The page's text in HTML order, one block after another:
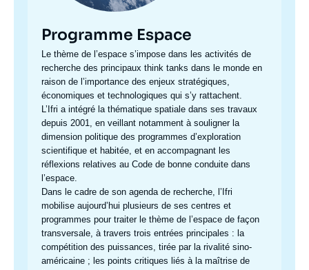
Programme Espace
Accroche
centre
Le thème de l’espace s’impose dans les activités de
recherche des principaux think tanks dans le monde en
raison de l’importance des enjeux stratégiques,
économiques et technologiques qui s’y rattachent.
L’Ifri a intégré la thématique spatiale dans ses travaux
depuis 2001, en veillant notamment à souligner la
dimension politique des programmes d’exploration
scientifique et habitée, et en accompagnant les
réflexions relatives au Code de bonne conduite dans
l’espace.
Dans le cadre de son agenda de recherche, l’Ifri
mobilise aujourd’hui plusieurs de ses centres et
programmes pour traiter le thème de l’espace de façon
transversale, à travers trois entrées principales : la
compétition des puissances, tirée par la rivalité sino-
américaine ; les points critiques liés à la maîtrise de